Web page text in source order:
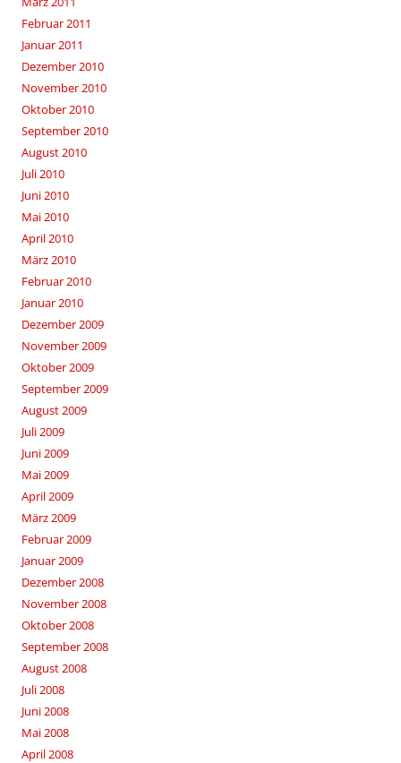
Februar 2011
Januar 2011
Dezember 2010
November 2010
Oktober 2010
September 2010
August 2010
Juli 2010
Juni 2010
Mai 2010
April 2010
März 2010
Februar 2010
Januar 2010
Dezember 2009
November 2009
Oktober 2009
September 2009
August 2009
Juli 2009
Juni 2009
Mai 2009
April 2009
März 2009
Februar 2009
Januar 2009
Dezember 2008
November 2008
Oktober 2008
September 2008
August 2008
Juli 2008
Juni 2008
Mai 2008
April 2008